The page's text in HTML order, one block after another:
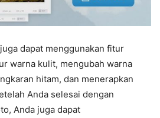
dapat menggunakan fitur
warna kulit, mengubah warna
hitam, dan menerapkan
Anda selesai dengan
Anda juga dapat